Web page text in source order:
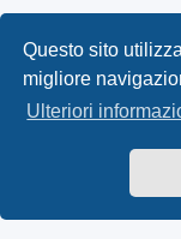
Questo sito
migliore
Ulteriori